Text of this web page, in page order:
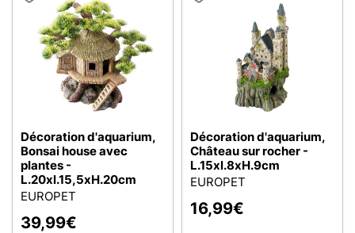
Décoration d'aquarium,
Bonsai house avec
plantes -
L.20xl.15,5xH.20cm
EUROPET
39,99€
Décoration d'aquarium,
Château sur rocher -
L.15xl.8xH.9cm
EUROPET
16,99€